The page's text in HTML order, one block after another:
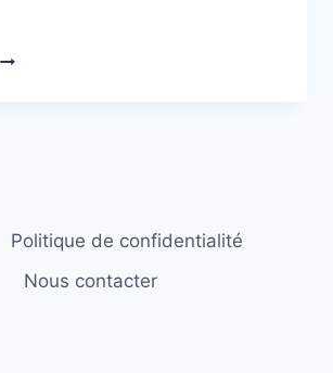
Politique de confidentialité
Nous contacter